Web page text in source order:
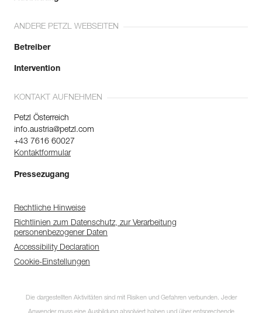
ANDERE PETZL WEBSEITEN
Betreiber
Intervention
KONTAKT AUFNEHMEN
Petzl Österreich
info.austria@petzl.com
+43 7616 60027
Kontaktformular
Pressezugang
Rechtliche Hinweise
Richtlinien zum Datenschutz, zur Verarbeitung
personenbezogener Daten
Accessibility Declaration
Cookie-Einstellungen
Die dargestellten Aktivitäten sind mit Risiken und Gefahren verbunden. Jeder